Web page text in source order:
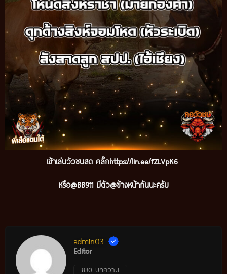
เข้าเล่นวัวชนสด คลิ๊กhttps://lin.ee/fZLVpK6
หรือ@BB911 มีตัว@ข้างหน้ากันนะครับ
admin03
Editor
830 บทความ